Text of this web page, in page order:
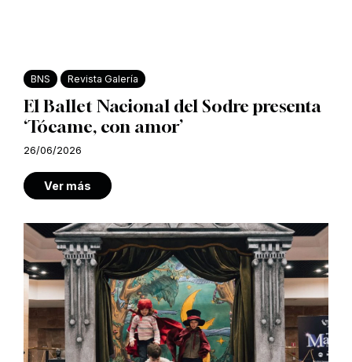
BNS Revista Galería
El Ballet Nacional del Sodre presenta
‘Tócame, con amor’
26/06/2026
Ver más